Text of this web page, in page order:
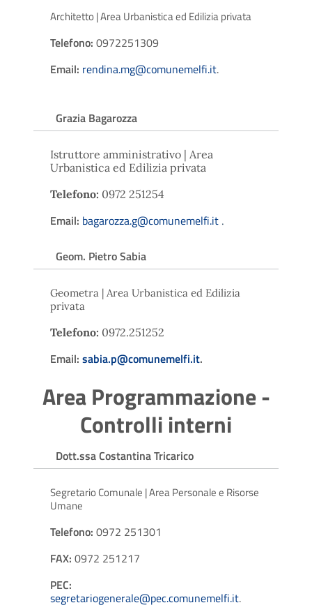
Architetto | Area Urbanistica ed Edilizia privata
Telefono: 0972251309
Email: rendina.mg@comunemelfi.it.
Grazia Bagarozza
Istruttore amministrativo | Area
Urbanistica ed Edilizia privata
Telefono: 0972 251254
Email: bagarozza.g@comunemelfi.it .
Geom. Pietro Sabia
Geometra | Area Urbanistica ed Edilizia
privata
Telefono: 0972.251252
Email: sabia.p@comunemelfi.it.
Area Programmazione -
Controlli interni
Dott.ssa Costantina Tricarico
Segretario Comunale | Area Personale e Risorse
Umane
Telefono: 0972 251301
FAX: 0972 251217
PEC:
segretariogenerale@pec.comunemelfi.it.